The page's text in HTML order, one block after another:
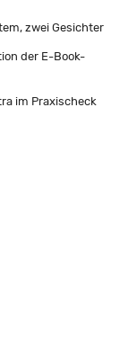
zwei Gesichter
der E-Book-
im Praxischeck